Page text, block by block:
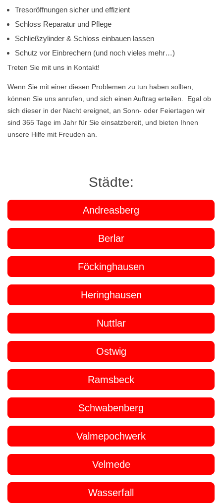
Tresoröffnungen sicher und effizient
Schloss Reparatur und Pflege
Schließzylinder & Schloss einbauen lassen
Schutz vor Einbrechern (und noch vieles mehr…)
Treten Sie mit uns in Kontakt!
Wenn Sie mit einer diesen Problemen zu tun haben sollten,
können Sie uns anrufen, und sich einen Auftrag erteilen. Egal ob
sich dieser in der Nacht ereignet, an Sonn- oder Feiertagen wir
sind 365 Tage im Jahr für Sie einsatzbereit, und bieten Ihnen
unsere Hilfe mit Freuden an.
Städte:
Andreasberg
Berlar
Föckinghausen
Heringhausen
Nuttlar
Ostwig
Ramsbeck
Schwabenberg
Valmepochwerk
Velmede
Wasserfall